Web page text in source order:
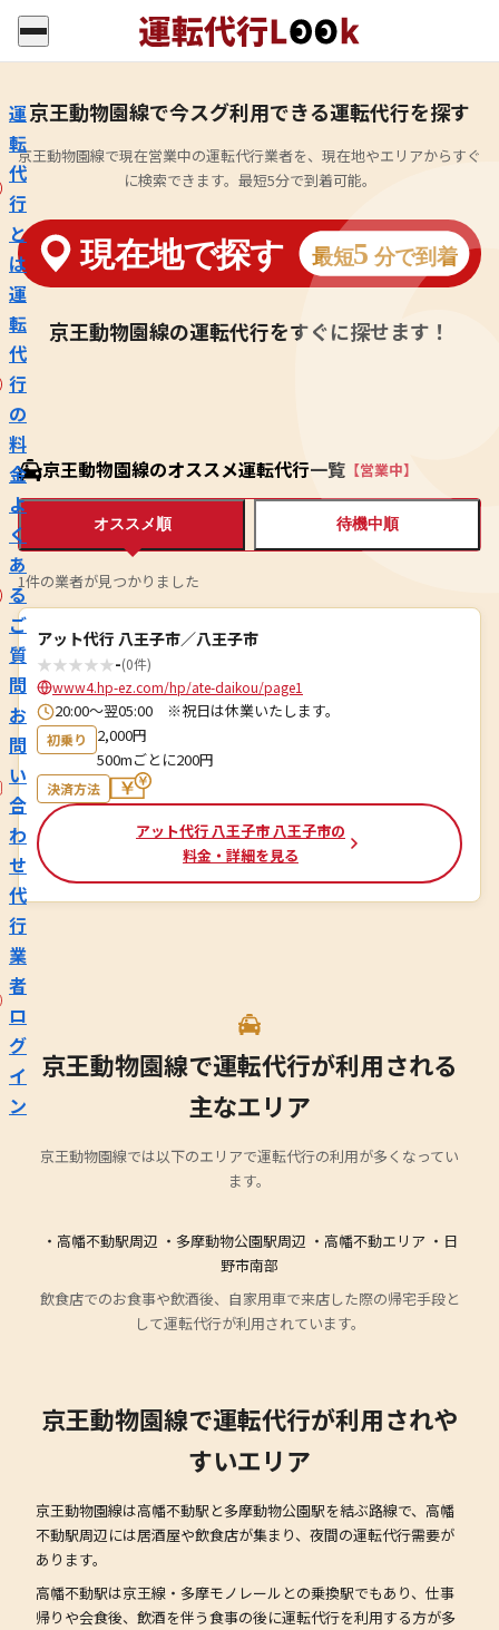
運
転
代
行
と
は
運
転
代
行
の
料
金
よ
く
あ
る
ご
質
問
お
問
い
合
わ
せ
代
行
業
者
ロ
グ
イ
ン
京王動物園線で今スグ利用できる運転代行を探す
京王動物園線で現在営業中の運転代行業者を、現在地やエリアからすぐ
に検索できます。最短5分で到着可能。
京王動物園線の運転代行をすぐに探せます！
京王動物園線のオススメ運転代行一覧 【営業中】
オススメ順 待機中順
1件の業者が見つかりました
アット代行 八王子市／八王子市
★★★★★-(0件)
www4.hp-ez.com/hp/ate-daikou/page1
20:00～翌05:00 ※祝日は休業いたします。
初乗り
2,000円
500mごとに200円
決済方法
アット代行 八王子市 八王子市の
料金・詳細を見る
京王動物園線で運転代行が利用される
主なエリア
京王動物園線では以下のエリアで運転代行の利用が多くなってい
ます。
・高幡不動駅周辺 ・多摩動物公園駅周辺 ・高幡不動エリア ・日
野市南部
飲食店でのお食事や飲酒後、自家用車で来店した際の帰宅手段と
して運転代行が利用されています。
京王動物園線で運転代行が利用されや
すいエリア
京王動物園線は高幡不動駅と多摩動物公園駅を結ぶ路線で、高幡
不動駅周辺には居酒屋や飲食店が集まり、夜間の運転代行需要が
あります。
高幡不動駅は京王線・多摩モノレールとの乗換駅でもあり、仕事
帰りや会食後、飲酒を伴う食事の後に運転代行を利用する方が多